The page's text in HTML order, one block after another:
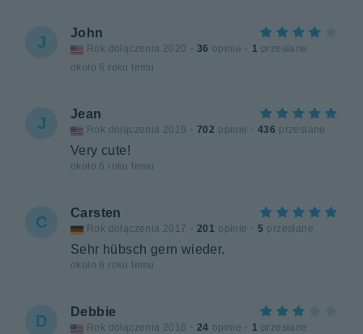
J
John
Rok dołączenia 2020 · 36 opinie · 1 przesłane
około 6 roku temu
J
Jean
Rok dołączenia 2019 · 702 opinie · 436 przesłane
Very cute!
około 6 roku temu
C
Carsten
Rok dołączenia 2017 · 201 opinie · 5 przesłane
Sehr hübsch gern wieder.
około 6 roku temu
D
Debbie
Rok dołączenia 2016 · 24 opinie · 1 przesłane